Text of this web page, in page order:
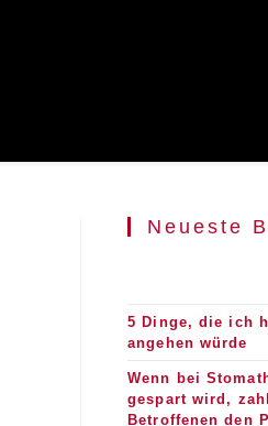
Neueste
5 Dinge, die ich
angehen würde
Wenn bei
gespart wird,
Betroffenen den